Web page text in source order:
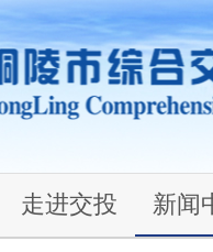
走进交投 新闻